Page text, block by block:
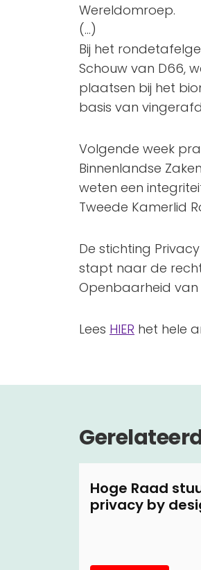
Wereldomroep.
(…)
Bij het
Schouw van D66,
plaatsen bij het
basis van
Volgende week
Binnenlandse
weten een
Tweede Kamerlid
De stichting
stapt naar de
Openbaarheid van
Lees HIER het hele
Hoge Raad
privacy by